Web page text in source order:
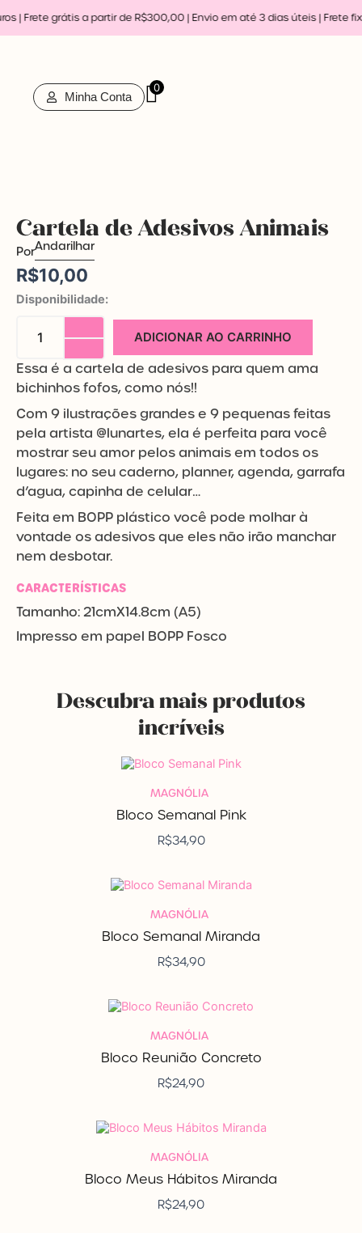
para
| Frete grátis a partir de R$300,00 | Envio em até 3 dias úteis | Frete
Minha Conta
0
Cartela de Adesivos Animais
PorAndarilhar
R$10,00
Disponibilidade:
Cartela
Animais
quantidade
ADICIONAR AO CARRINHO
Essa é a cartela de adesivos para quem ama
bichinhos fofos, como nós!!
Com 9 ilustrações grandes e 9 pequenas feitas
pela artista @lunartes, ela é perfeita para você
mostrar seu amor pelos animais em todos os
lugares: no seu caderno, planner, agenda, garrafa
d’agua, capinha de celular…
Feita em BOPP plástico você pode molhar à
vontade os adesivos que eles não irão manchar
nem desbotar.
CARACTERÍSTICAS
Tamanho: 21cmX14.8cm (A5)
Impresso em papel BOPP Fosco
Descubra mais produtos
incríveis
MAGNÓLIA
Bloco Semanal Pink
R$34,90
MAGNÓLIA
Bloco Semanal Miranda
R$34,90
MAGNÓLIA
Bloco Reunião Concreto
R$24,90
MAGNÓLIA
Bloco Meus Hábitos Miranda
R$24,90